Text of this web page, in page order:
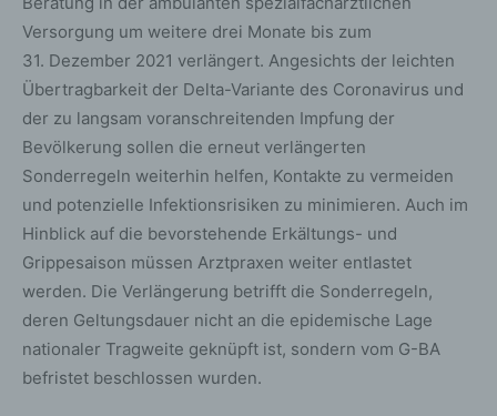
Versorgung um weitere drei Monate bis zum
31. Dezember 2021 verlängert. Angesichts der leichten
Übertragbarkeit der Delta-Variante des Coronavirus und
der zu langsam voranschreitenden Impfung der
Bevölkerung sollen die erneut verlängerten
Sonderregeln weiterhin helfen, Kontakte zu vermeiden
und potenzielle Infektionsrisiken zu minimieren. Auch im
Hinblick auf die bevorstehende Erkältungs- und
Grippesaison müssen Arztpraxen weiter entlastet
werden. Die Verlängerung betrifft die Sonderregeln,
deren Geltungsdauer nicht an die epidemische Lage
nationaler Tragweite geknüpft ist, sondern vom G-BA
befristet beschlossen wurden.